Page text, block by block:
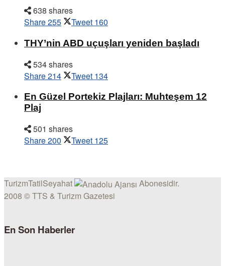
638 shares
Share255 Tweet 160
THY’nin ABD uçuşları yeniden başladı
534 shares
Share214 Tweet 134
En Güzel Portekiz Plajları: Muhteşem 12
Plaj
501 shares
Share200 Tweet 125
TurizmTatilSeyahat
Abonesidir.
2008 © TTS & Turizm Gazetesi
En Son Haberler